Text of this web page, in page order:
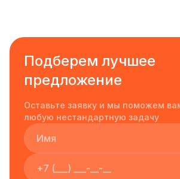
Подберем лучшее
предложение
Оставьте заявку и мы поможем
любую нестандартную задачу